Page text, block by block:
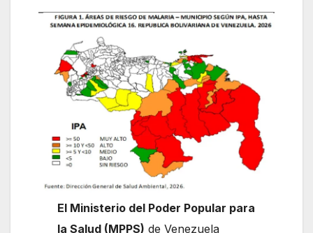
El Ministerio del Poder Popular para
la Salud (MPPS) de Venezuela